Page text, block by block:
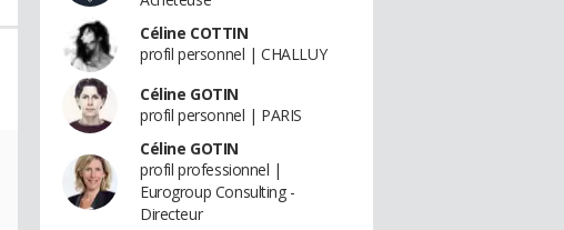
Céline COTTIN
profil personnel | CHALLUY
Céline GOTIN
profil personnel | PARIS
Céline GOTIN
profil professionnel |
Eurogroup Consulting -
Directeur